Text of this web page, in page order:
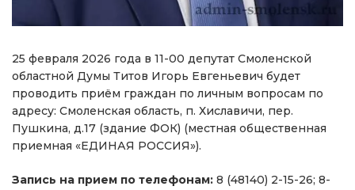
25 февраля 2026 года в 11-00 депутат Смоленской
областной Думы Титов Игорь Евгеньевич будет
проводить приём граждан по личным вопросам по
адресу: Смоленская область, п. Хиславичи, пер.
Пушкина, д.17 (здание ФОК) (местная общественная
приемная «ЕДИНАЯ РОССИЯ»).
Запись на прием по телефонам: 8 (48140) 2-15-26; 8-